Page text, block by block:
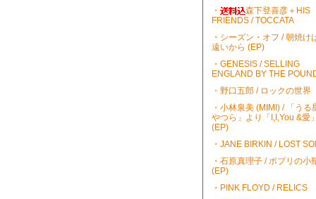
・
森下登喜彦＋HIS
FRIENDS / TOCCATA
・シーズン・オフ / 朝焼け
遠いから (EP)
・GENESIS / SELLING
ENGLAND BY THE
・野口五郎 / ロックの世界
・小林泉美 (MIMI) / 「うる
やつら」より「I,I,You &愛」
(EP)
・JANE BIRKIN / LOST
・石原真理子 / ポプリの小
(EP)
・PINK FLOYD / RELICS